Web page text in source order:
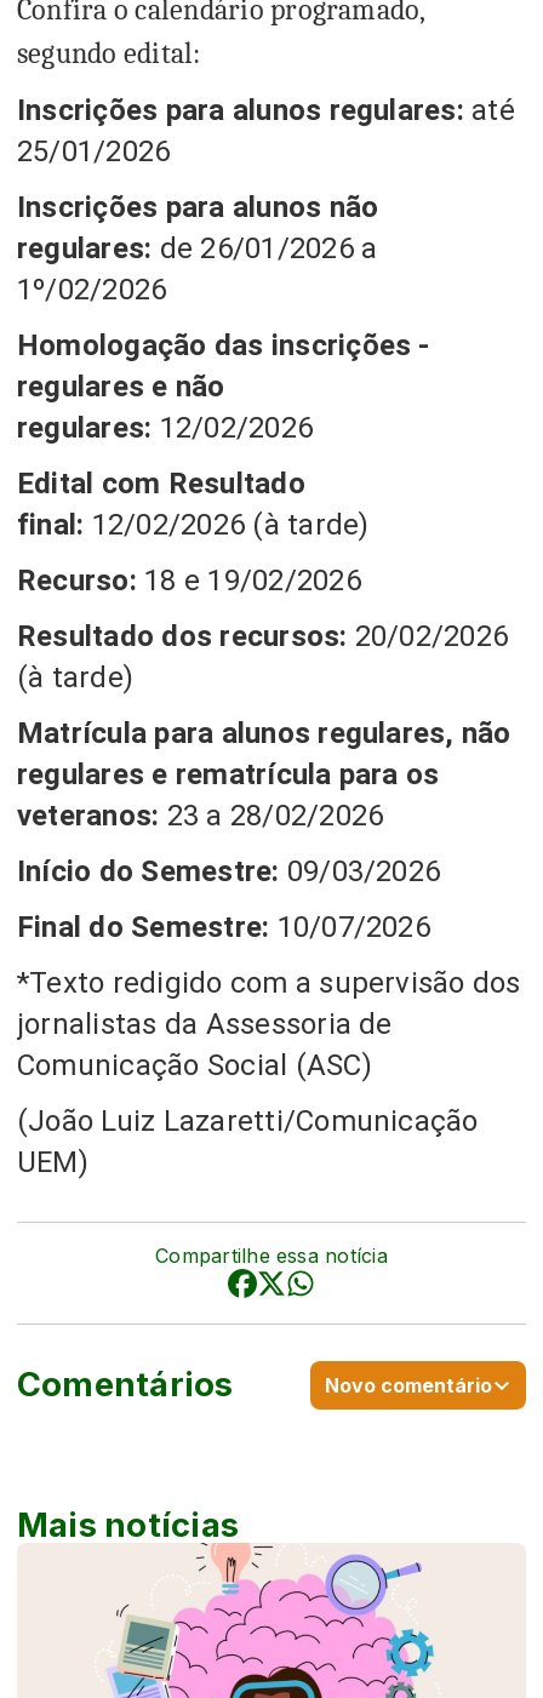
Confira o calendário programado,
segundo edital:
Inscrições para alunos regulares: até
25/01/2026
Inscrições para alunos não
regulares: de 26/01/2026 a
1º/02/2026
Homologação das inscrições -
regulares e não
regulares: 12/02/2026
Edital com Resultado
final: 12/02/2026 (à tarde)
Recurso: 18 e 19/02/2026
Resultado dos recursos: 20/02/2026
(à tarde)
Matrícula para alunos regulares, não
regulares e rematrícula para os
veteranos: 23 a 28/02/2026
Início do Semestre: 09/03/2026
Final do Semestre: 10/07/2026
*Texto redigido com a supervisão dos
jornalistas da Assessoria de
Comunicação Social (ASC)
(João Luiz Lazaretti/Comunicação
UEM)
Compartilhe essa notícia
Comentários Novo comentário
Mais notícias